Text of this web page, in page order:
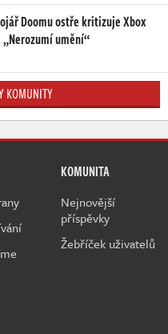
Doomu ostře kritizuje Xbox
umění“
KOMUNITY
KOMUNITA
Nejnovější
příspěvky
Žebříček uživatelů